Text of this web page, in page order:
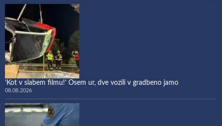
‘Kot v slabem filmu!’ Osem ur, dve vozili v gradbeno jamo
08.08.2026